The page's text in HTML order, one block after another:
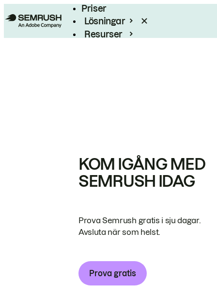
Priser
Lösningar
Resurser
KOM IGÅNG MED
SEMRUSH IDAG
Prova Semrush gratis i sju dagar.
Avsluta när som helst.
Prova gratis